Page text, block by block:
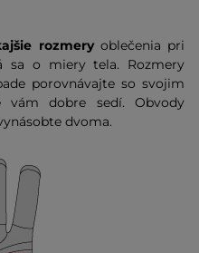
rozmeryoblečenia pri
sa o miery tela. Rozmery
porovnávajte so svojim
vám dobre sedí. Obvody
dvoma.